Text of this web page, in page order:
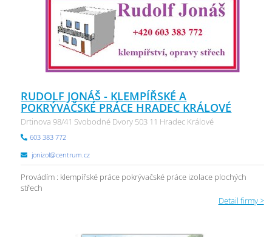
RUDOLF JONÁŠ - KLEMPÍŘSKÉ A
POKRÝVAČSKÉ PRÁCE HRADEC KRÁLOVÉ
Drtinova 98/41 Svobodné Dvory 503 11 Hradec Králové
603 383 772
jonizol@centrum.cz
Provádím : klempířské práce pokrývačské práce izolace plochých
střech
Detail firmy >